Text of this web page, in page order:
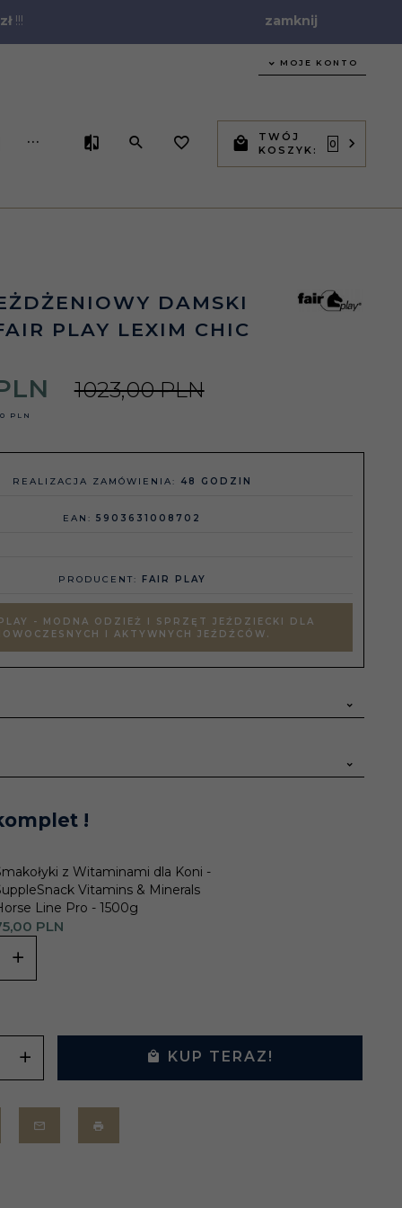
!!! zamknij
MOJE KONTO
...
TWÓJ
KOSZYK:
0
DAMSKI
PLAY LEXIM CHIC
1023,00 PLN
PLN
REALIZACJA ZAMÓWIENIA: 48 GODZIN
EAN:5903631008702
PRODUCENT: FAIR PLAY
- MODNA ODZIEŻ I SPRZĘT JEŹDZIECKI DLA
I AKTYWNYCH JEŹDŹCÓW.
!
z Witaminami dla Koni -
Vitamins & Minerals
Line Pro - 1500g
00 PLN
KUP TERAZ!